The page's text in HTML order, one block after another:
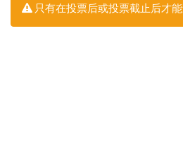
只有在投票后或投票截止后才能